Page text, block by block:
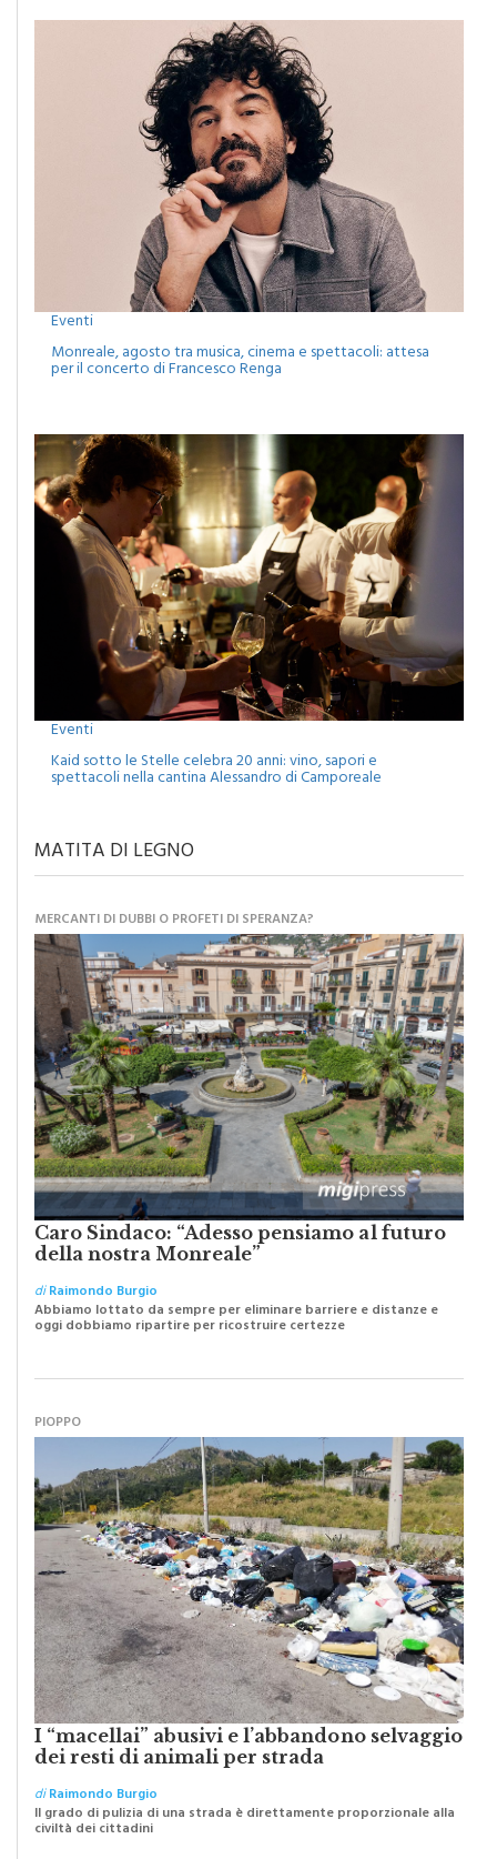
Eventi
Monreale, agosto tra musica, cinema e spettacoli: attesa
per il concerto di Francesco Renga
Eventi
Kaid sotto le Stelle celebra 20 anni: vino, sapori e
spettacoli nella cantina Alessandro di Camporeale
MATITA DI LEGNO
MERCANTI DI DUBBI O PROFETI DI SPERANZA?
Caro Sindaco: “Adesso pensiamo al futuro
della nostra Monreale”
diRaimondo Burgio
Abbiamo lottato da sempre per eliminare barriere e distanze e
oggi dobbiamo ripartire per ricostruire certezze
PIOPPO
I “macellai” abusivi e l’abbandono selvaggio
dei resti di animali per strada
diRaimondo Burgio
Il grado di pulizia di una strada è direttamente proporzionale alla
civiltà dei cittadini